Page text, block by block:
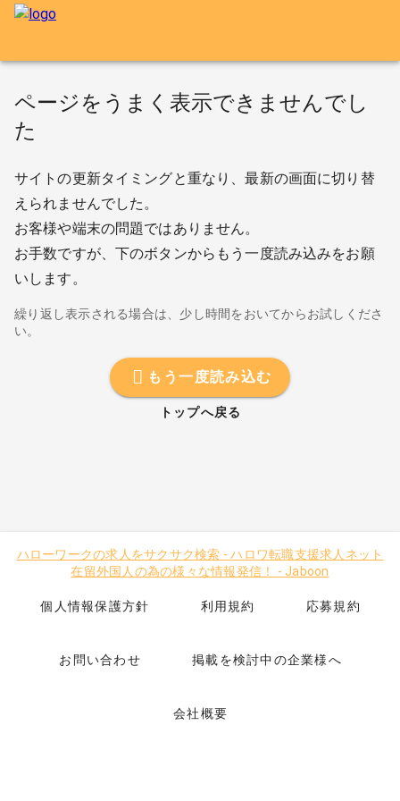
ページをうまく表示できませんでし
た
サイトの更新タイミングと重なり、最新の画面に切り替
えられませんでした。
お客様や端末の問題ではありません。
お手数ですが、下のボタンからもう一度読み込みをお願
いします。
繰り返し表示される場合は、少し時間をおいてからお試しくださ
い。
もう一度読み込む
トップへ戻る
ハローワークの求人をサクサク検索 -ハロワ転職支援求人ネット
在留外国人の為の様々な情報発信！
- Jaboon
個人情報保護方針 利用規約 応募規約
お問い合わせ 掲載を検討中の企業様へ
会社概要